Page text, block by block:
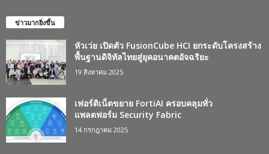
ข่าวมากยิ่งขึ้น
หัวเว่ย เปิดตัว FusionCube HCI ยกระดับโครงสร้าง
พื้นฐานดิจิทัลไทยสู่ยุคอนาคตอัจฉริยะ
19 สิงหาคม 2025
เฟอร์ติเน็ตขยาย FortiAI ครอบคลุมทั่ว
แพลตฟอร์ม Security Fabric
14 กรกฎาคม 2025